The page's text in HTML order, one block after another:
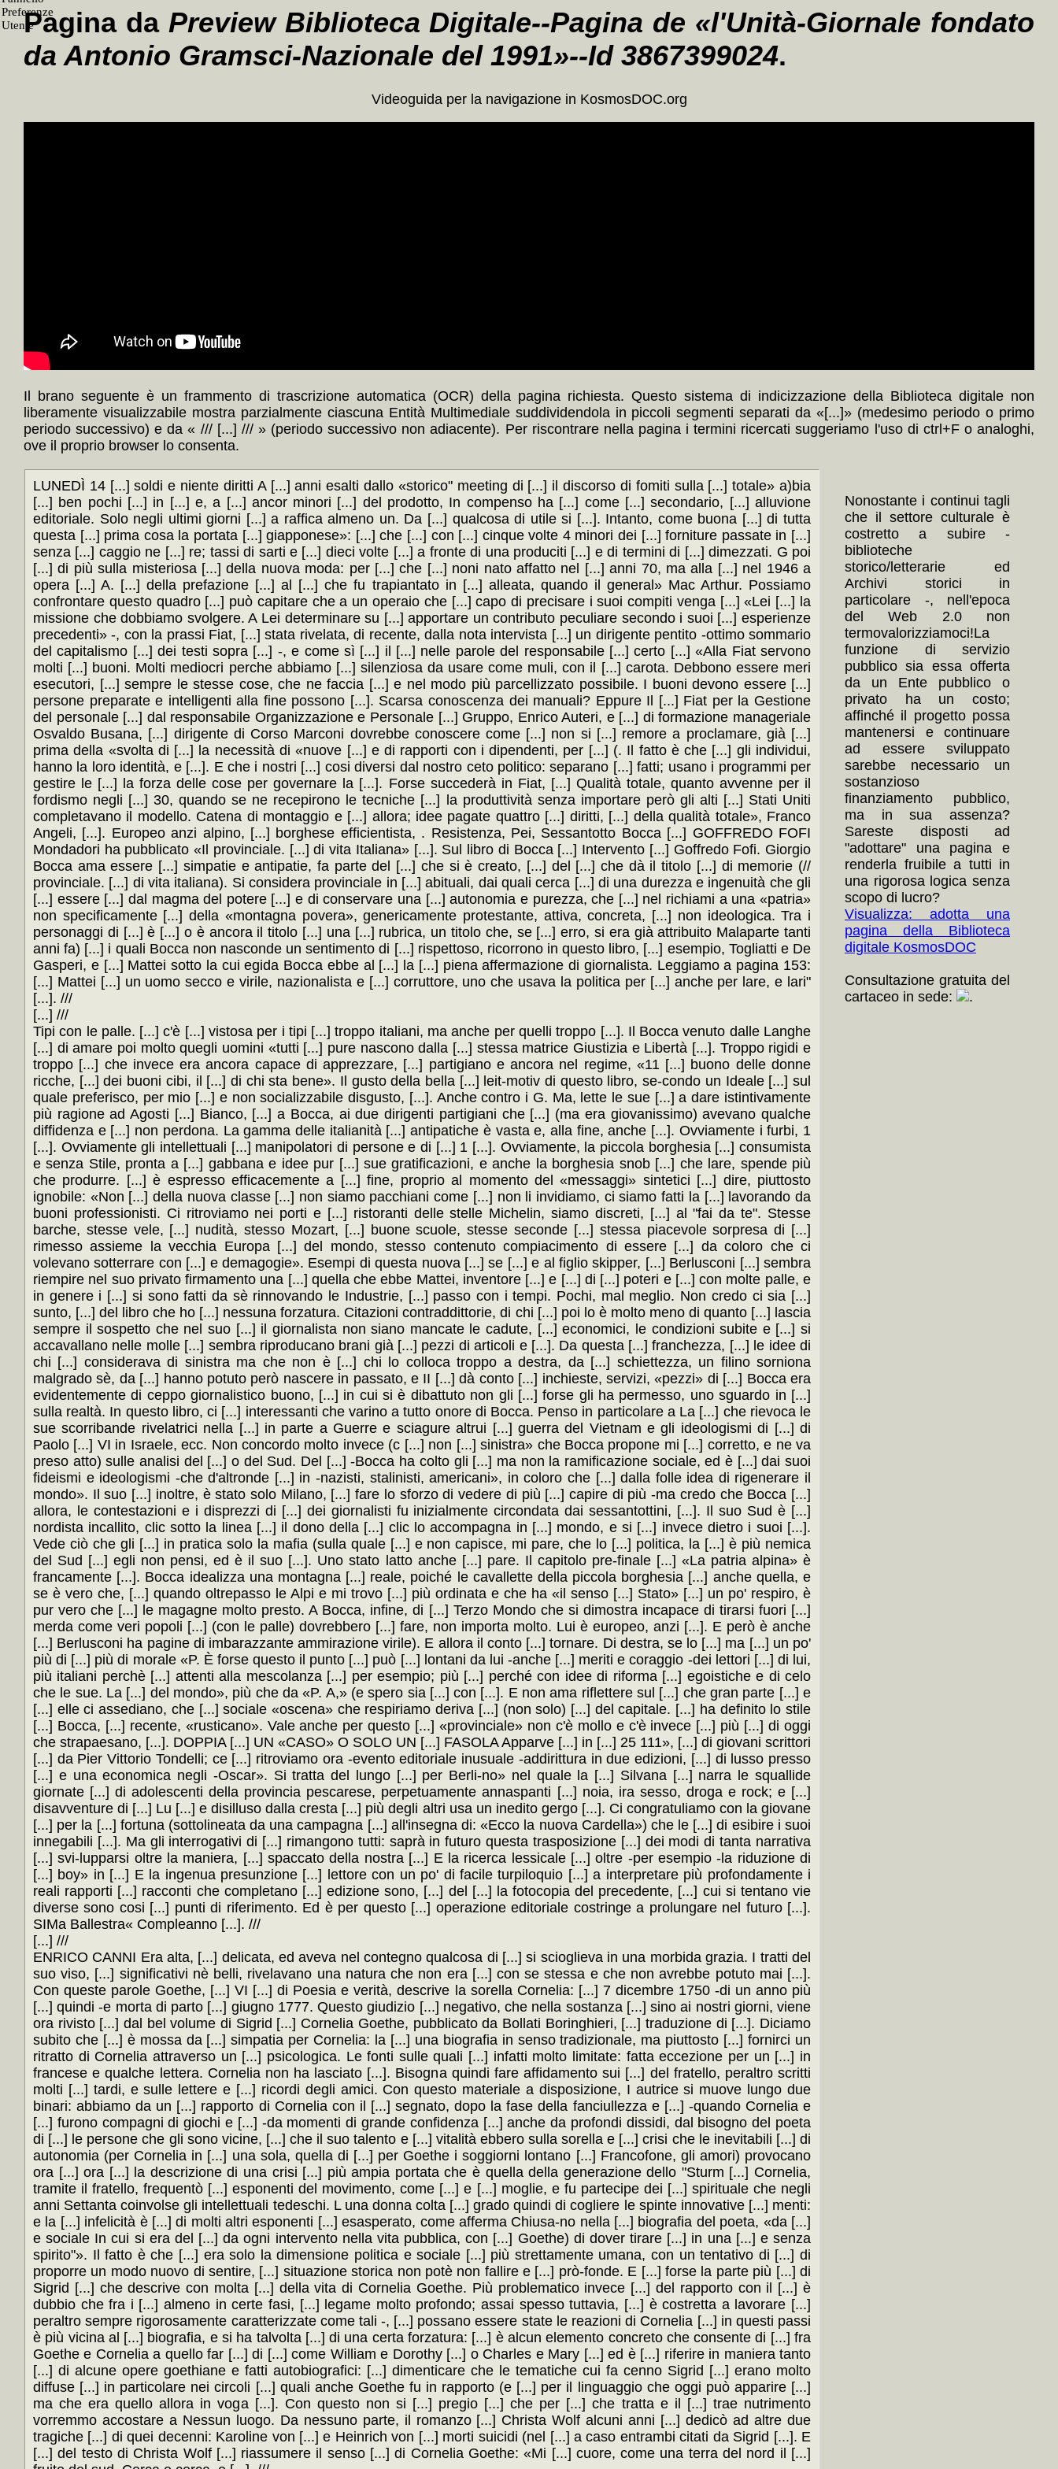
Pagina da Preview Biblioteca Digitale--Pagina de «l'Unità-Giornale fondato
da Antonio Gramsci-Nazionale del 1991»--Id 3867399024.
Videoguida per la navigazione in KosmosDOC.org
Il brano seguente è un frammento di trascrizione automatica (OCR) della pagina richiesta. Questo sistema di indicizzazione della Biblioteca digitale non
liberamente visualizzabile mostra parzialmente ciascuna Entità Multimediale suddividendola in piccoli segmenti separati da «[...]» (medesimo periodo o primo
periodo successivo) e da « /// [...] /// » (periodo successivo non adiacente). Per riscontrare nella pagina i termini ricercati suggeriamo l'uso di ctrl+F o analoghi,
ove il proprio browser lo consenta.
LUNEDÌ 14 [...] soldi e niente diritti A [...] anni esalti dallo «storico" meeting di [...] il discorso di fomiti sulla [...] totale» a)bia
[...] ben pochi [...] in [...] e, a [...] ancor minori [...] del prodotto, In compenso ha [...] come [...] secondario, [...] alluvione
editoriale. Solo negli ultimi giorni [...] a raffica almeno un. Da [...] qualcosa di utile si [...]. Intanto, come buona [...] di tutta
questa [...] prima cosa la portata [...] giapponese»: [...] che [...] con [...] cinque volte 4 minori dei [...] forniture passate in [...]
senza [...] caggio ne [...] re; tassi di sarti e [...] dieci volte [...] a fronte di una produciti [...] e di termini di [...] dimezzati. G poi
[...] di più sulla misteriosa [...] della nuova moda: per [...] che [...] noni nato affatto nel [...] anni 70, ma alla [...] nel 1946 a
opera [...] A. [...] della prefazione [...] al [...] che fu trapiantato in [...] alleata, quando il general» Mac Arthur. Possiamo
confrontare questo quadro [...] può capitare che a un operaio che [...] capo di precisare i suoi compiti venga [...] «Lei [...] la
missione che dobbiamo svolgere. A Lei determinare su [...] apportare un contributo peculiare secondo i suoi [...] esperienze
precedenti» -, con la prassi Fiat, [...] stata rivelata, di recente, dalla nota intervista [...] un dirigente pentito -ottimo sommario
del capitalismo [...] dei testi sopra [...] -, e come sì [...] il [...] nelle parole del responsabile [...] certo [...] «Alla Fiat servono
molti [...] buoni. Molti mediocri perche abbiamo [...] silenziosa da usare come muli, con il [...] carota. Debbono essere meri
esecutori, [...] sempre le stesse cose, che ne faccia [...] e nel modo più parcellizzato possibile. I buoni devono essere [...]
persone preparate e intelligenti alla fine possono [...]. Scarsa conoscenza dei manuali? Eppure Il [...] Fiat per la Gestione
del personale [...] dal responsabile Organizzazione e Personale [...] Gruppo, Enrico Auteri, e [...] di formazione manageriale
Osvaldo Busana, [...] dirigente di Corso Marconi dovrebbe conoscere come [...] non si [...] remore a proclamare, già [...]
prima della «svolta di [...] la necessità di «nuove [...] e di rapporti con i dipendenti, per [...] (. Il fatto è che [...] gli individui,
hanno la loro identità, e [...]. E che i nostri [...] cosi diversi dal nostro ceto politico: separano [...] fatti; usano i programmi per
gestire le [...] la forza delle cose per governare la [...]. Forse succederà in Fiat, [...] Qualità totale, quanto avvenne per il
fordismo negli [...] 30, quando se ne recepirono le tecniche [...] la produttività senza importare però gli alti [...] Stati Uniti
completavano il modello. Catena di montaggio e [...] allora; idee pagate quattro [...] diritti, [...] della qualità totale», Franco
Angeli, [...]. Europeo anzi alpino, [...] borghese efficientista, . Resistenza, Pei, Sessantotto Bocca [...] GOFFREDO FOFI
Mondadori ha pubblicato «Il provinciale. [...] di vita Italiana» [...]. Sul libro di Bocca [...] Intervento [...] Goffredo Fofi. Giorgio
Bocca ama essere [...] simpatie e antipatie, fa parte del [...] che si è creato, [...] del [...] che dà il titolo [...] di memorie (//
provinciale. [...] di vita italiana). Si considera provinciale in [...] abituali, dai quali cerca [...] di una durezza e ingenuità che gli
[...] essere [...] dal magma del potere [...] e di conservare una [...] autonomia e purezza, che [...] nel richiami a una «patria»
non specificamente [...] della «montagna povera», genericamente protestante, attiva, concreta, [...] non ideologica. Tra i
personaggi di [...] è [...] o è ancora il titolo [...] una [...] rubrica, un titolo che, se [...] erro, si era già attribuito Malaparte tanti
anni fa) [...] i quali Bocca non nasconde un sentimento di [...] rispettoso, ricorrono in questo libro, [...] esempio, Togliatti e De
Gasperi, e [...] Mattei sotto la cui egida Bocca ebbe al [...] la [...] piena affermazione di giornalista. Leggiamo a pagina 153:
[...] Mattei [...] un uomo secco e virile, nazionalista e [...] corruttore, uno che usava la politica per [...] anche per lare, e lari"
[...]. ///
[...] ///
Tipi con le palle. [...] c'è [...] vistosa per i tipi [...] troppo italiani, ma anche per quelli troppo [...]. Il Bocca venuto dalle Langhe
[...] di amare poi molto quegli uomini «tutti [...] pure nascono dalla [...] stessa matrice Giustizia e Libertà [...]. Troppo rigidi e
troppo [...] che invece era ancora capace di apprezzare, [...] partigiano e ancora nel regime, «11 [...] buono delle donne
ricche, [...] dei buoni cibi, il [...] di chi sta bene». Il gusto della bella [...] leit-motiv di questo libro, se-condo un Ideale [...] sul
quale preferisco, per mio [...] e non socializzabile disgusto, [...]. Anche contro i G. Ma, lette le sue [...] a dare istintivamente
più ragione ad Agosti [...] Bianco, [...] a Bocca, ai due dirigenti partigiani che [...] (ma era giovanissimo) avevano qualche
diffidenza e [...] non perdona. La gamma delle italianità [...] antipatiche è vasta e, alla fine, anche [...]. Ovviamente i furbi, 1
[...]. Ovviamente gli intellettuali [...] manipolatori di persone e di [...] 1 [...]. Ovviamente, la piccola borghesia [...] consumista
e senza Stile, pronta a [...] gabbana e idee pur [...] sue gratificazioni, e anche la borghesia snob [...] che lare, spende più
che produrre. [...] è espresso efficacemente a [...] fine, proprio al momento del «messaggi» sintetici [...] dire, piuttosto
ignobile: «Non [...] della nuova classe [...] non siamo pacchiani come [...] non li invidiamo, ci siamo fatti la [...] lavorando da
buoni professionisti. Ci ritroviamo nei porti e [...] ristoranti delle stelle Michelin, siamo discreti, [...] al "fai da te". Stesse
barche, stesse vele, [...] nudità, stesso Mozart, [...] buone scuole, stesse seconde [...] stessa piacevole sorpresa di [...]
rimesso assieme la vecchia Europa [...] del mondo, stesso contenuto compiacimento di essere [...] da coloro che ci
volevano sotterrare con [...] e demagogie». Esempi di questa nuova [...] se [...] e al figlio skipper, [...] Berlusconi [...] sembra
riempire nel suo privato firmamento una [...] quella che ebbe Mattei, inventore [...] e [...] di [...] poteri e [...] con molte palle, e
in genere i [...] si sono fatti da sè rinnovando le Industrie, [...] passo con i tempi. Pochi, mal meglio. Non credo ci sia [...]
sunto, [...] del libro che ho [...] nessuna forzatura. Citazioni contraddittorie, di chi [...] poi lo è molto meno di quanto [...] lascia
sempre il sospetto che nel suo [...] il giornalista non siano mancate le cadute, [...] economici, le condizioni subite e [...] si
accavallano nelle molle [...] sembra riproducano brani già [...] pezzi di articoli e [...]. Da questa [...] franchezza, [...] le idee di
chi [...] considerava di sinistra ma che non è [...] chi lo colloca troppo a destra, da [...] schiettezza, un filino sorniona
malgrado sè, da [...] hanno potuto però nascere in passato, e II [...] dà conto [...] inchieste, servizi, «pezzi» di [...] Bocca era
evidentemente di ceppo giornalistico buono, [...] in cui si è dibattuto non gli [...] forse gli ha permesso, uno sguardo in [...]
sulla realtà. In questo libro, ci [...] interessanti che varino a tutto onore di Bocca. Penso in particolare a La [...] che rievoca le
sue scorribande rivelatrici nella [...] in parte a Guerre e sciagure altrui [...] guerra del Vietnam e gli ideologismi di [...] di
Paolo [...] VI in Israele, ecc. Non concordo molto invece (c [...] non [...] sinistra» che Bocca propone mi [...] corretto, e ne va
preso atto) sulle analisi del [...] o del Sud. Del [...] -Bocca ha colto gli [...] ma non la ramificazione sociale, ed è [...] dai suoi
fideismi e ideologismi -che d'altronde [...] in -nazisti, stalinisti, americani», in coloro che [...] dalla folle idea di rigenerare il
mondo». Il suo [...] inoltre, è stato solo Milano, [...] fare lo sforzo di vedere di più [...] capire di più -ma credo che Bocca [...]
allora, le contestazioni e i disprezzi di [...] dei giornalisti fu inizialmente circondata dai sessantottini, [...]. Il suo Sud è [...]
nordista incallito, clic sotto la linea [...] il dono della [...] clic lo accompagna in [...] mondo, e si [...] invece dietro i suoi [...].
Vede ciò che gli [...] in pratica solo la mafia (sulla quale [...] e non capisce, mi pare, che lo [...] politica, la [...] è più nemica
del Sud [...] egli non pensi, ed è il suo [...]. Uno stato latto anche [...] pare. Il capitolo pre-finale [...] «La patria alpina» è
francamente [...]. Bocca idealizza una montagna [...] reale, poiché le cavallette della piccola borghesia [...] anche quella, e
se è vero che, [...] quando oltrepasso le Alpi e mi trovo [...] più ordinata e che ha «il senso [...] Stato» [...] un po' respiro, è
pur vero che [...] le magagne molto presto. A Bocca, infine, di [...] Terzo Mondo che si dimostra incapace di tirarsi fuori [...]
merda come veri popoli [...] (con le palle) dovrebbero [...] fare, non importa molto. Lui è europeo, anzi [...]. E però è anche
[...] Berlusconi ha pagine di imbarazzante ammirazione virile). E allora il conto [...] tornare. Di destra, se lo [...] ma [...] un po'
più di [...] più di morale «P. È forse questo il punto [...] può [...] lontani da lui -anche [...] meriti e coraggio -dei lettori [...] di lui,
più italiani perchè [...] attenti alla mescolanza [...] per esempio; più [...] perché con idee di riforma [...] egoistiche e di celo
che le sue. La [...] del mondo», più che da «P. A,» (e spero sia [...] con [...]. E non ama riflettere sul [...] che gran parte [...] e
[...] elle ci assediano, che [...] sociale «oscena» che respiriamo deriva [...] (non solo) [...] del capitale. [...] ha definito lo stile
[...] Bocca, [...] recente, «rusticano». Vale anche per questo [...] «provinciale» non c'è mollo e c'è invece [...] più [...] di oggi
che strapaesano, [...]. DOPPIA [...] UN «CASO» O SOLO UN [...] FASOLA Apparve [...] in [...] 25 111», [...] di giovani scrittori
[...] da Pier Vittorio Tondelli; ce [...] ritroviamo ora -evento editoriale inusuale -addirittura in due edizioni, [...] di lusso presso
[...] e una economica negli -Oscar». Si tratta del lungo [...] per Berli-no» nel quale la [...] Silvana [...] narra le squallide
giornate [...] di adolescenti della provincia pescarese, perpetuamente annaspanti [...] noia, ira sesso, droga e rock; e [...]
disavventure di [...] Lu [...] e disilluso dalla cresta [...] più degli altri usa un inedito gergo [...]. Ci congratuliamo con la giovane
[...] per la [...] fortuna (sottolineata da una campagna [...] all'insegna di: «Ecco la nuova Cardella») che le [...] di esibire i suoi
innegabili [...]. Ma gli interrogativi di [...] rimangono tutti: saprà in futuro questa trasposizione [...] dei modi di tanta narrativa
[...] svi-lupparsi oltre la maniera, [...] spaccato della nostra [...] E la ricerca lessicale [...] oltre -per esempio -la riduzione di
[...] boy» in [...] E la ingenua presunzione [...] lettore con un po' di facile turpiloquio [...] a interpretare più profondamente i
reali rapporti [...] racconti che completano [...] edizione sono, [...] del [...] la fotocopia del precedente, [...] cui si tentano vie
diverse sono cosi [...] punti di riferimento. Ed è per questo [...] operazione editoriale costringe a prolungare nel futuro [...].
SIMa Ballestra« Compleanno [...]. ///
[...] ///
ENRICO CANNI Era alta, [...] delicata, ed aveva nel contegno qualcosa di [...] si scioglieva in una morbida grazia. I tratti del
suo viso, [...] significativi nè belli, rivelavano una natura che non era [...] con se stessa e che non avrebbe potuto mai [...].
Con queste parole Goethe, [...] VI [...] di Poesia e verità, descrive la sorella Cornelia: [...] 7 dicembre 1750 -di un anno più
[...] quindi -e morta di parto [...] giugno 1777. Questo giudizio [...] negativo, che nella sostanza [...] sino ai nostri giorni, viene
ora rivisto [...] dal bel volume di Sigrid [...] Cornelia Goethe, pubblicato da Bollati Boringhieri, [...] traduzione di [...]. Diciamo
subito che [...] è mossa da [...] simpatia per Cornelia: la [...] una biografia in senso tradizionale, ma piuttosto [...] fornirci un
ritratto di Cornelia attraverso un [...] psicologica. Le fonti sulle quali [...] infatti molto limitate: fatta eccezione per un [...] in
francese e qualche lettera. Cornelia non ha lasciato [...]. Bisogna quindi fare affidamento sui [...] del fratello, peraltro scritti
molti [...] tardi, e sulle lettere e [...] ricordi degli amici. Con questo materiale a disposizione, I autrice si muove lungo due
binari: abbiamo da un [...] rapporto di Cornelia con il [...] segnato, dopo la fase della fanciullezza e [...] -quando Cornelia e
[...] furono compagni di giochi e [...] -da momenti di grande confidenza [...] anche da profondi dissidi, dal bisogno del poeta
di [...] le persone che gli sono vicine, [...] che il suo talento e [...] vitalità ebbero sulla sorella e [...] crisi che le inevitabili [...] di
autonomia (per Cornelia in [...] una sola, quella di [...] per Goethe i soggiorni lontano [...] Francofone, gli amori) provocano
ora [...] ora [...] la descrizione di una crisi [...] più ampia portata che è quella della generazione dello "Sturm [...] Cornelia,
tramite il fratello, frequentò [...] esponenti del movimento, come [...] e [...] moglie, e fu partecipe dei [...] spirituale che negli
anni Settanta coinvolse gli intellettuali tedeschi. L una donna colta [...] grado quindi di cogliere le spinte innovative [...] menti:
e la [...] infelicità è [...] di molti altri esponenti [...] esasperato, come afferma Chiusa-no nella [...] biografia del poeta, «da [...]
e sociale In cui si era del [...] da ogni intervento nella vita pubblica, con [...] Goethe) di dover tirare [...] in una [...] e senza
spirito"». Il fatto è che [...] era solo la dimensione politica e sociale [...] più strettamente umana, con un tentativo di [...] di
proporre un modo nuovo di sentire, [...] situazione storica non potè non fallire e [...] prò-fonde. E [...] forse la parte più [...] di
Sigrid [...] che descrive con molta [...] della vita di Cornelia Goethe. Più problematico invece [...] del rapporto con il [...] è
dubbio che fra i [...] almeno in certe fasi, [...] legame molto profondo; assai spesso tuttavia, [...] è costretta a lavorare [...]
peraltro sempre rigorosamente caratterizzate come tali -, [...] possano essere state le reazioni di Cornelia [...] in questi passi
è più vicina al [...] biografia, e si ha talvolta [...] di una certa forzatura: [...] è alcun elemento concreto che consente di [...] fra
Goethe e Cornelia a quello far [...] di [...] come William e Dorothy [...] o Charles e Mary [...] ed è [...] riferire in maniera tanto
[...] di alcune opere goethiane e fatti autobiografici: [...] dimenticare che le tematiche cui fa cenno Sigrid [...] erano molto
diffuse [...] in particolare nei circoli [...] quali anche Goethe fu in rapporto (e [...] per il linguaggio che oggi può apparire [...]
ma che era quello allora in voga [...]. Con questo non si [...] pregio [...] che per [...] che tratta e il [...] trae nutrimento
vorremmo accostare a Nessun luogo. Da nessuno parte, il romanzo [...] Christa Wolf alcuni anni [...] dedicò ad altre due
tragiche [...] di quei decenni: Karoline von [...] e Heinrich von [...] morti suicidi (nel [...] a caso entrambi citati da Sigrid [...]. E
[...] del testo di Christa Wolf [...] riassumere il senso [...] di Cornelia Goethe: «Mi [...] cuore, come una terra del nord il [...]
Nonostante i continui tagli
che il settore culturale è
costretto a subire -
biblioteche
storico/letterarie ed
Archivi storici in
particolare -, nell'epoca
del Web 2.0 non
termovalorizziamoci!La
funzione di servizio
pubblico sia essa offerta
da un Ente pubblico o
privato ha un costo;
affinché il progetto possa
mantenersi e continuare
ad essere sviluppato
sarebbe necessario un
sostanzioso
finanziamento pubblico,
ma in sua assenza?
Sareste disposti ad
"adottare" una pagina e
renderla fruibile a tutti in
una rigorosa logica senza
scopo di lucro?
Visualizza: adotta una
pagina della Biblioteca
digitale KosmosDOC
Consultazione gratuita del
cartaceo in sede:
.